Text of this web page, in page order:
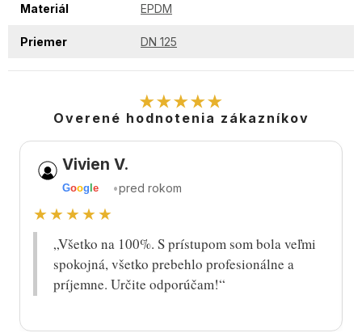
Materiál EPDM
Priemer DN 125
★★★★★
Overené hodnotenia zákazníkov
Vivien V.
Goog le •pred rokom
★★★★★
„Všetko na 100%. S prístupom som bola veľmi
spokojná, všetko prebehlo profesionálne a
príjemne. Určite odporúčam!“